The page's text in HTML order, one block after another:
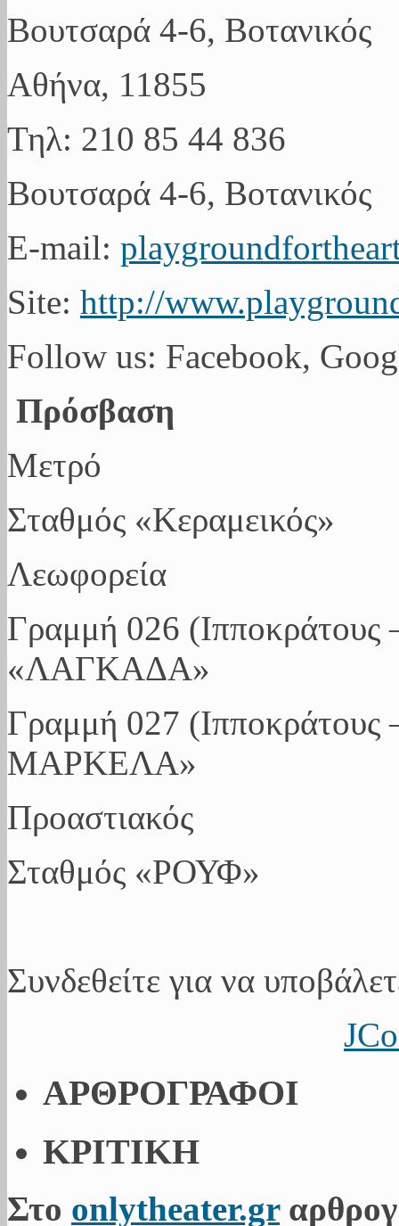
Βουτσαρά 4-6, Βοτανικός
Αθήνα, 11855
Τηλ: 210 85 44 836
Βουτσαρά 4-6, Βοτανικός
E-mail:
Site: http://
Follow us: Facebook,
Πρόσβαση
Μετρό
Σταθμός «Κεραμεικός»
Λεωφορεία
Γραμμή 026 (Ιπποκράτους
«ΛΑΓΚΑΔΑ»
Γραμμή 027
ΜΑΡΚΕΛΑ»
Προαστιακός
Σταθμός «ΡΟΥΦ»
Συνδεθείτε για να
ΑΡΘΡΟΓΡΑΦΟΙ
ΚΡΙΤΙΚΗ
Στο onlytheater.gr